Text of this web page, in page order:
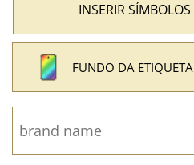
INSERIR SÍMBOLOS
FUNDO DA ETIQUETA